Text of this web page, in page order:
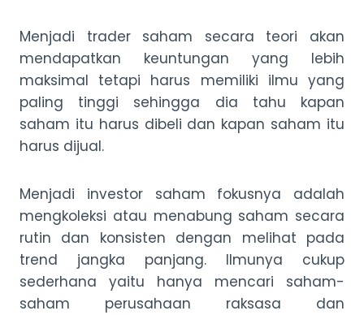
Menjadi trader saham secara teori akan
mendapatkan keuntungan yang lebih
maksimal tetapi harus memiliki ilmu yang
paling tinggi sehingga dia tahu kapan
saham itu harus dibeli dan kapan saham itu
harus dijual.
Menjadi investor saham fokusnya adalah
mengkoleksi atau menabung saham secara
rutin dan konsisten dengan melihat pada
trend jangka panjang. Ilmunya cukup
sederhana yaitu hanya mencari saham-
saham perusahaan raksasa dan